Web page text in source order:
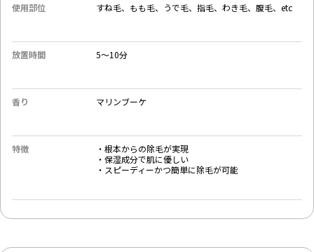
使用部位 すね毛、もも毛、うで毛、指毛、わき毛、腹毛、etc
放置時間 5〜10分
香り マリンブーケ
特徴
・根本からの除毛が実現
・保湿成分で肌に優しい
・スピーディーかつ簡単に除毛が可能